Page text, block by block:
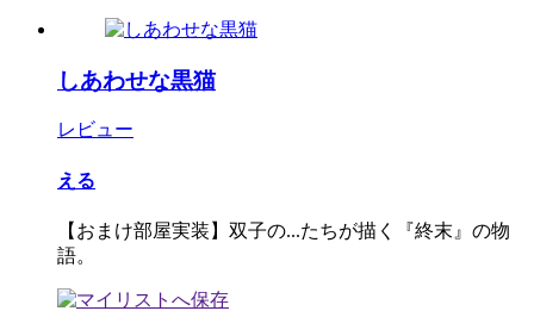
しあわせな黒猫
レビュー
える
【おまけ部屋実装】双子の...たちが描く『終末』の物
語。